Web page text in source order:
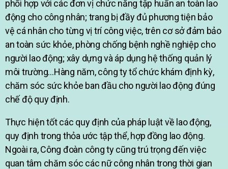
phối hợp với các đơn vị chức năng tập huấn an toàn lao
động cho công nhân; trang bị đầy đủ phương tiện bảo
vệ cá nhân cho từng vị trí công việc, trên cơ sở đảm bảo
an toàn sức khỏe, phòng chống bệnh nghề nghiệp cho
người lao động; xây dựng và áp dụng hệ thống quản lý
môi trường…Hàng năm, công ty tổ chức khám định kỳ,
chăm sóc sức khỏe ban đầu cho người lao động đúng
chế độ quy định.
Thực hiện tốt các quy định của pháp luật về lao động,
quy định trong thỏa ước tập thể, hợp đồng lao động.
Ngoài ra, Công đoàn công ty cũng trú trọng đến việc
quan tâm chăm sóc các nữ công nhân trong thời gian